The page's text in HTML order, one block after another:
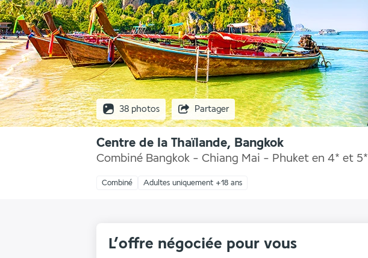
38 photos Partager
Centre de la Thaïlande, Bangkok
Combiné Bangkok - Chiang Mai - Phuket en 4* et 5*
Combiné Adultes uniquement +18 ans
L’offre négociée pour vous